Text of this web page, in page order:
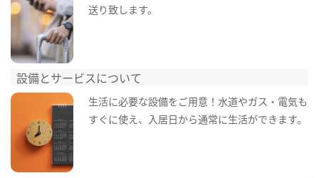
送り致します。
設備とサービスについて
生活に必要な設備をご用意！水道やガス・電気も
すぐに使え、入居日から通常に生活ができます。